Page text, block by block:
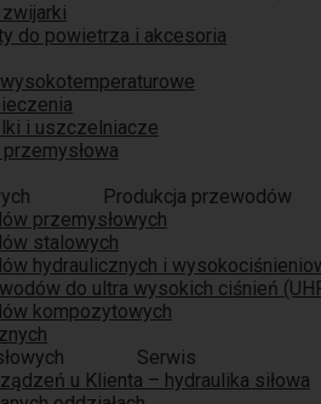
zwijarki
do powietrza i akcesoria
wysokotemperaturowe
i uszczelniacze
Produkcja przewodów
przemysłowych
stalowych
hydraulicznych i
do ultra wysokich ciśnień
kompozytowych
Serwis
u Klienta – hydraulika siłowa